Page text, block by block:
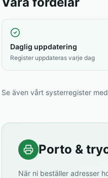
Daglig uppdatering
Register uppdateras varje dag
Se även vårt systerregister med
Porto &
När ni beställer adresser